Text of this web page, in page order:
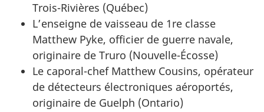
Trois-Rivières (Québec)
L’enseigne de vaisseau de 1re classe
Matthew Pyke, officier de guerre navale,
originaire de Truro (Nouvelle-Écosse)
Le caporal-chef Matthew Cousins, opérateur
de détecteurs électroniques aéroportés,
originaire de Guelph (Ontario)